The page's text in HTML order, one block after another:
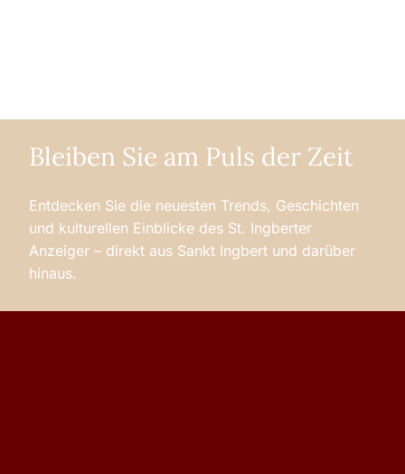
Bleiben Sie am Puls der Zeit
Entdecken Sie die neuesten Trends, Geschichten
und kulturellen Einblicke des St. Ingberter
Anzeiger – direkt aus Sankt Ingbert und darüber
hinaus.